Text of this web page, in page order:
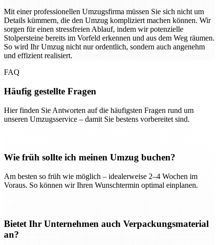
Mit einer professionellen Umzugsfirma müssen Sie sich nicht um
Details kümmern, die den Umzug kompliziert machen können. Wir
sorgen für einen stressfreien Ablauf, indem wir potenzielle
Stolpersteine bereits im Vorfeld erkennen und aus dem Weg räumen.
So wird Ihr Umzug nicht nur ordentlich, sondern auch angenehm
und effizient realisiert.
FAQ
Häufig gestellte Fragen
Hier finden Sie Antworten auf die häufigsten Fragen rund um
unseren Umzugsservice – damit Sie bestens vorbereitet sind.
Wie früh sollte ich meinen Umzug buchen?
Am besten so früh wie möglich – idealerweise 2–4 Wochen im
Voraus. So können wir Ihren Wunschtermin optimal einplanen.
Bietet Ihr Unternehmen auch Verpackungsmaterial
an?